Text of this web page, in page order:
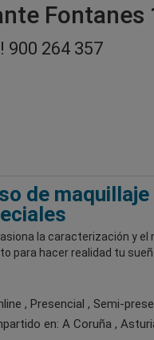
Fontanes
900 264 357
de
la caracterización y el
para hacer realidad tu
, Presencial , Semi-
en: A Coruña ,